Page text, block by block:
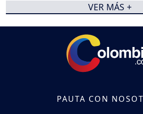
VER MÁS +
PAUTA CON